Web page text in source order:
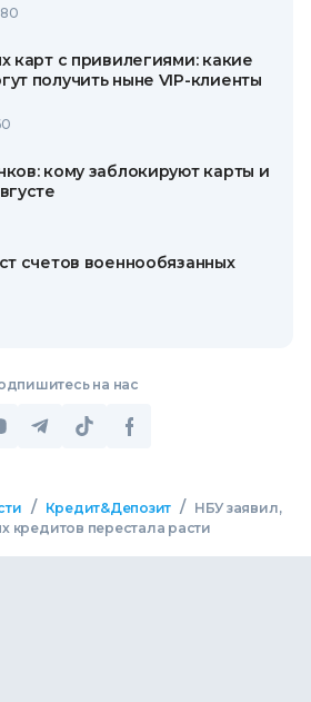
карт с привилегиями: какие
получить ныне VIP-клиенты
кому заблокируют карты и
счетов военнообязанных
на нас
/ Кредит&Депозит /
НБУ заявил,
кредитов перестала расти